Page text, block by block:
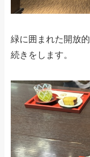
緑に囲まれた開放
続きをします。